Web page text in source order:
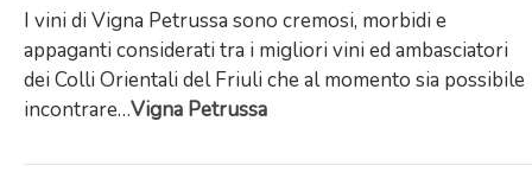
I vini di Vigna Petrussa sono cremosi, morbidi e
appaganti considerati tra i migliori vini ed ambasciatori
dei Colli Orientali del Friuli che al momento sia possibile
incontrare…Vigna Petrussa